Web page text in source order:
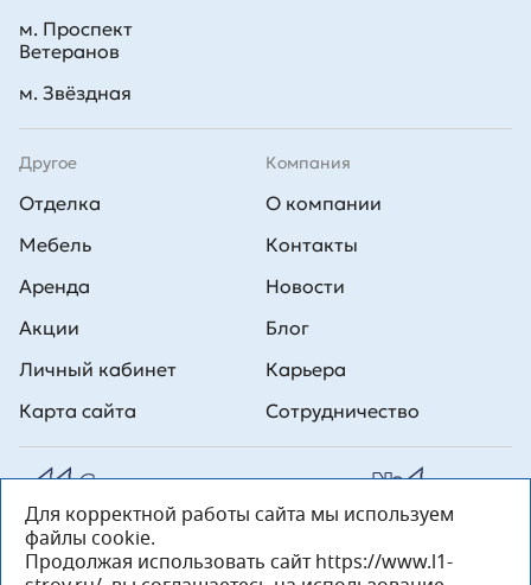
Другое
Отделка
Мебель
Аренда
Акции
Личный кабинет
Карта сайта
Компания
О компании
Контакты
Новости
Блог
Карьера
Сотрудничество
м. Проспект
Ветеранов
м. Звёздная
Все права на публикуемые на сайте материалы принадлежат
ООО Л1 Строительная комания №1. Любая информация,
представленная на данном сайте, носит исключительно
информационный характер и ни при каких условиях не является
Для корректной работы сайта мы используем
файлы cookie.
Продолжая использовать сайт https://www.l1-